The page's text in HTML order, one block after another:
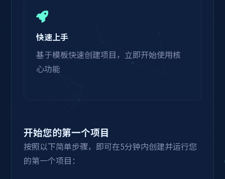
快速上手
基于模板快速创建项目，立即开始使用核
心功能
开始您的第一个项目
按照以下简单步骤，即可在5分钟内创建并运行您
的第一个项目：